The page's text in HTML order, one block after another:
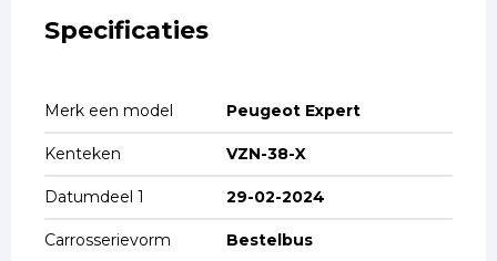
Specificaties
Merk een model Peugeot Expert
Kenteken VZN-38-X
Datumdeel 1 29-02-2024
Carrosserievorm Bestelbus